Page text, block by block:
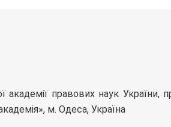
правових наук України,
м. Одеса, Україна